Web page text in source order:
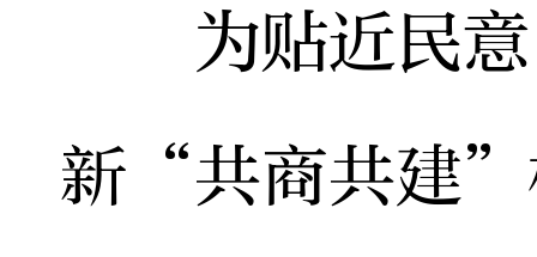
为贴近民意
新“共商共建”